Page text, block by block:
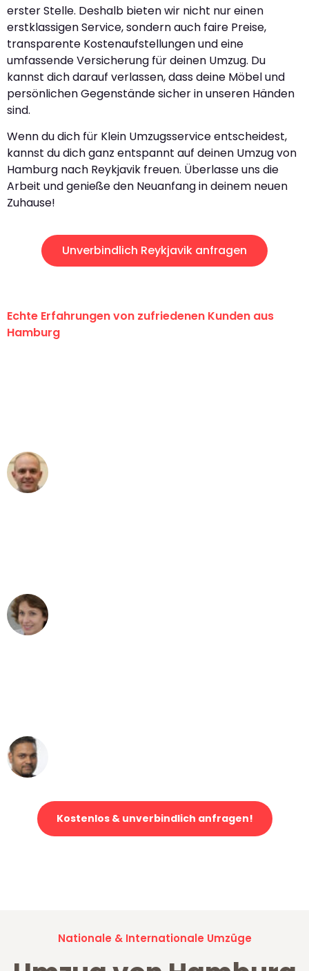
erster Stelle. Deshalb bieten wir nicht nur einen
erstklassigen Service, sondern auch faire Preise,
transparente Kostenaufstellungen und eine
umfassende Versicherung für deinen Umzug. Du
kannst dich darauf verlassen, dass deine Möbel und
persönlichen Gegenstände sicher in unseren Händen
sind.
Wenn du dich für Klein Umzugsservice entscheidest,
kannst du dich ganz entspannt auf deinen Umzug von
Hamburg nach Reykjavik freuen. Überlasse uns die
Arbeit und genieße den Neuanfang in deinem neuen
Zuhause!
Unverbindlich Reykjavik anfragen
Echte Erfahrungen von zufriedenen Kunden aus
Hamburg
Kostenlos & unverbindlich anfragen!
Nationale & Internationale Umzüge